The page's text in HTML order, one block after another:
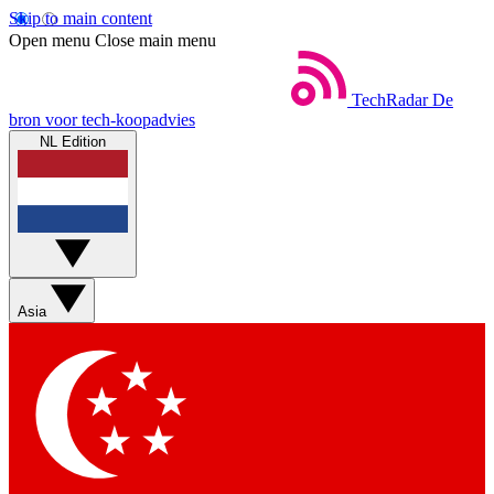
Skip to main content
Open menu Close main menu
TechRadar De
bron voor tech-koopadvies
NL Edition
Asia